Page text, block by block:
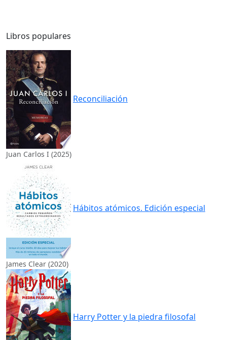
Libros populares
Reconciliación
Juan Carlos I (2025)
Hábitos atómicos. Edición especial
James Clear (2020)
Harry Potter y la piedra filosofal